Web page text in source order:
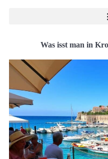
Was isst man in